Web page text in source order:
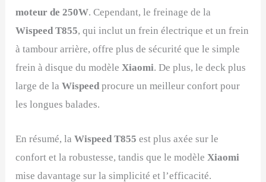
moteur de 250W. Cependant, le freinage de la
Wispeed T855, qui inclut un frein électrique et un frein
à tambour arrière, offre plus de sécurité que le simple
frein à disque du modèleXiaomi. De plus, le deck plus
large de laWispeed procure un meilleur confort pour
les longues balades.
En résumé, laWispeed T855 est plus axée sur le
confort et la robustesse, tandis que le modèleXiaomi
mise davantage sur la simplicité et l’efficacité.